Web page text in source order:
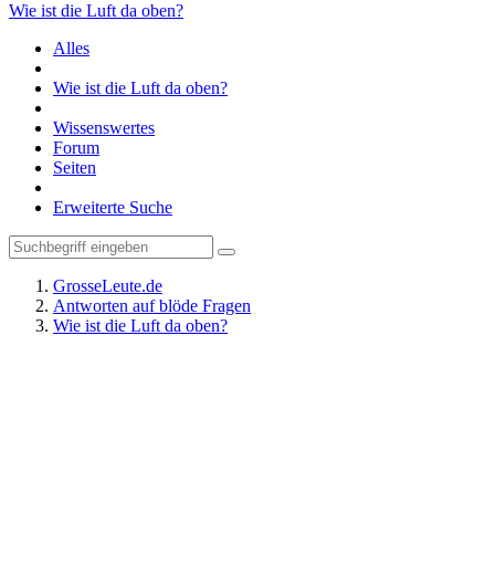
Wie ist die Luft da oben?
Alles
Wie ist die Luft da oben?
Wissenswertes
Forum
Seiten
Erweiterte Suche
GrosseLeute.de
Antworten auf blöde Fragen
Wie ist die Luft da oben?